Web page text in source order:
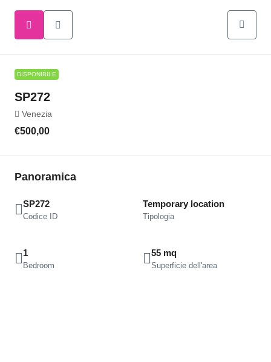
DISPONIBILE
SP272
Venezia
€500,00
Panoramica
SP272
Codice ID
Temporary location
Tipologia
1
Bedroom
55 mq
Superficie dell'area